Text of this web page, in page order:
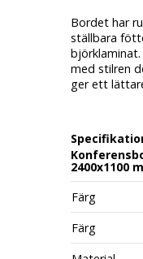
Bordet har
ställbara
med stilren
ger ett
2400x1100
Färg
Färg